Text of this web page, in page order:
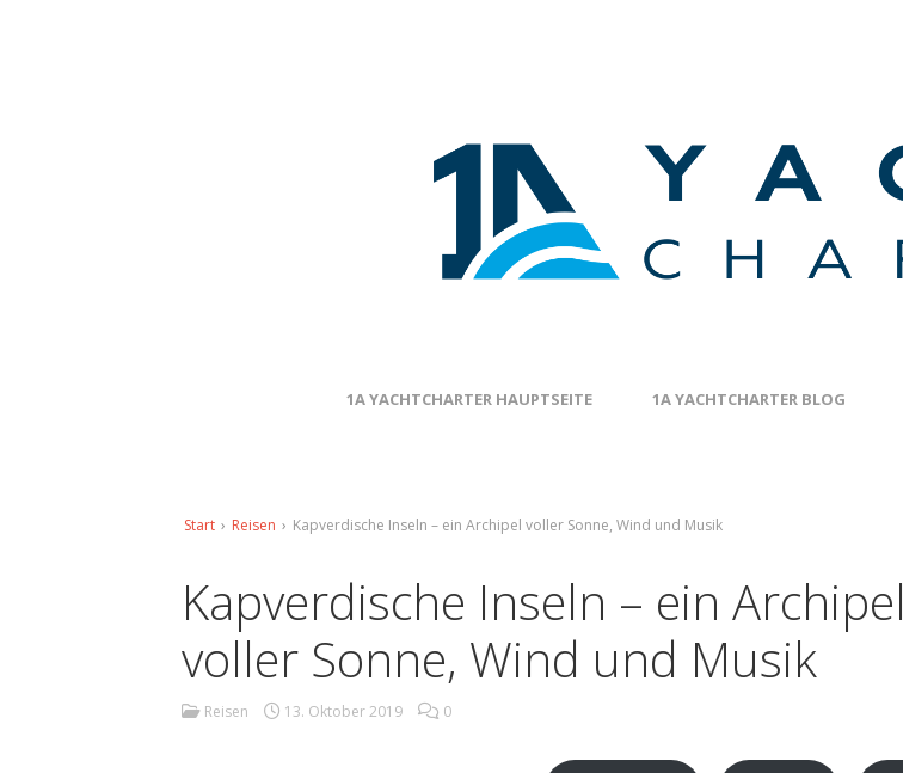
1A YACHTCHARTER HAUPTSEITE 1A YACHTCHARTER BLOG
Start › Reisen › Kapverdische Inseln – ein Archipel voller Sonne, Wind und Musik
Kapverdische Inseln – ein Archipel
voller Sonne, Wind und Musik
Reisen 13. Oktober 2019 0